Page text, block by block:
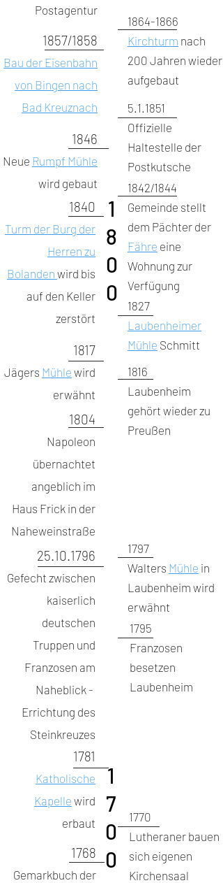
Postagentur
1864-1866
Kirchturm nach
200 Jahren wieder
aufgebaut
1857/1858
Bau der Eisenbahn
von Bingen nach
Bad Kreuznach
5.1.1851
Offizielle
Haltestelle der
Postkutsche
1
8
0
0
1846
Neue Rumpf Mühle
wird gebaut
1840
Turm der Burg der
Herren zu
Bolanden wird bis
auf den Keller
zerstört
1842/1844
Gemeinde stellt
dem Pächter der
Fähre eine
Wohnung zur
Verfügung
1827
Laubenheimer
Mühle Schmitt
1817
Jägers Mühle wird
erwähnt
1804
Napoleon
übernachtet
angeblich im
Haus Frick in der
Naheweinstraße
1816
Laubenheim
gehört wieder zu
Preußen
25.10.1796
Gefecht zwischen
kaiserlich
deutschen
Truppen und
Franzosen am
Naheblick -
Errichtung des
Steinkreuzes
1781
Katholische
Kapelle wird
erbaut
1768
Gemarkbuch der
1
7
0
0
1770
Lutheraner bauen
sich eigenen
Kirchensaal
1797
Walters Mühle in
Laubenheim wird
erwähnt
1795
Franzosen
besetzen
Laubenheim